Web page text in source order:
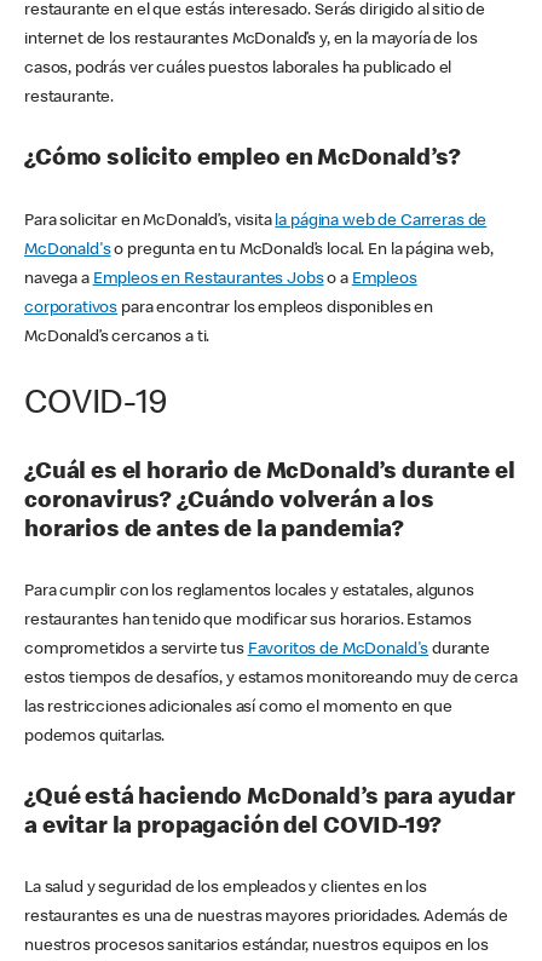
restaurante en el que estás interesado. Serás dirigido al sitio de
internet de los restaurantes McDonald’s y, en la mayoría de los
casos, podrás ver cuáles puestos laborales ha publicado el
restaurante.
¿Cómo solicito empleo en McDonald’s?
Para solicitar en McDonald’s, visita la página web de Carreras de
McDonald'so pregunta en tu McDonald’s local. En la página web,
navega a Empleos en Restaurantes Jobso a Empleos
corporativos para encontrar los empleos disponibles en
McDonald’s cercanos a ti.
COVID-19
¿Cuál es el horario de McDonald’s durante el
coronavirus? ¿Cuándo volverán a los
horarios de antes de la pandemia?
Para cumplir con los reglamentos locales y estatales, algunos
restaurantes han tenido que modificar sus horarios. Estamos
comprometidos a servirte tus Favoritos de McDonald's durante
estos tiempos de desafíos, y estamos monitoreando muy de cerca
las restricciones adicionales así como el momento en que
podemos quitarlas.
¿Qué está haciendo McDonald’s para ayudar
a evitar la propagación del COVID-19?
La salud y seguridad de los empleados y clientes en los
restaurantes es una de nuestras mayores prioridades. Además de
nuestros procesos sanitarios estándar, nuestros equipos en los